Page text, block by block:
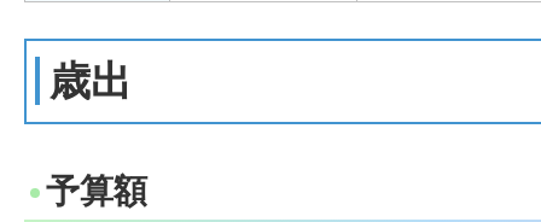
歳出
予算額